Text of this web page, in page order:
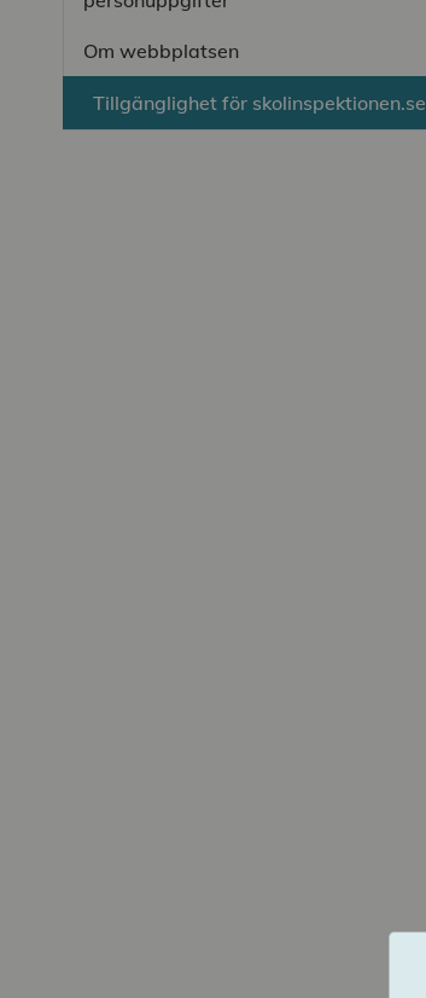
Om webbplatsen
Tillgänglighet för skolinspektionen.se